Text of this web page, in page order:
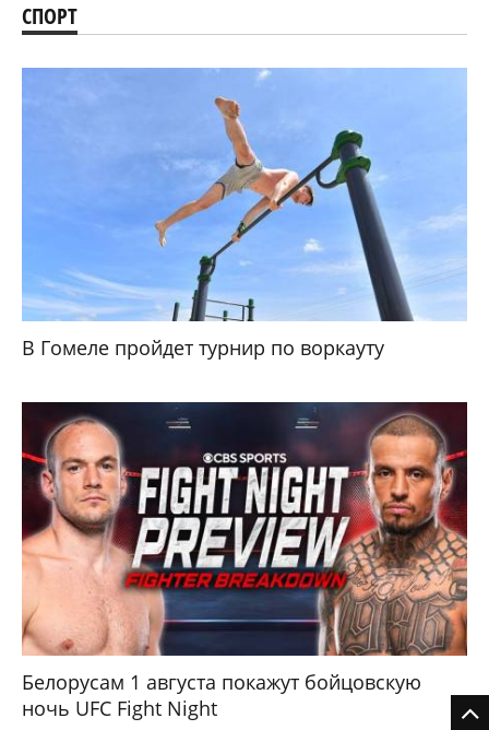
СПОРТ
В Гомеле пройдет турнир по воркауту
Белорусам 1 августа покажут бойцовскую
ночь UFC Fight Night